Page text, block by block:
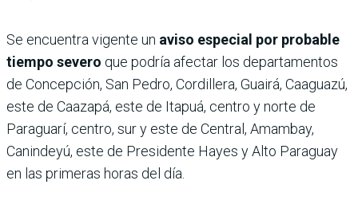
Se encuentra vigente un aviso especial por probable
tiempo severo que podría afectar los departamentos
de Concepción, San Pedro, Cordillera, Guairá, Caaguazú,
este de Caazapá, este de Itapuá, centro y norte de
Paraguarí, centro, sur y este de Central, Amambay,
Canindeyú, este de Presidente Hayes y Alto Paraguay
en las primeras horas del día.